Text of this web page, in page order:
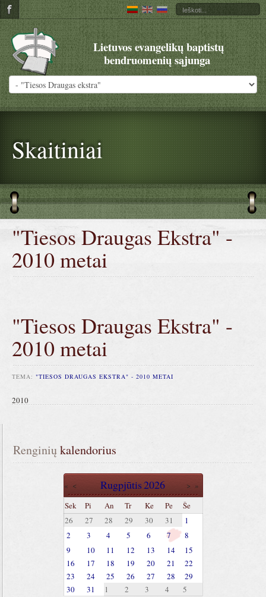
Lietuvos evangelikų baptistų
bendruomenių sąjunga
Skaitiniai
"Tiesos Draugas Ekstra" -
2010 metai
"Tiesos Draugas Ekstra" -
2010 metai
TEMA: "TIESOS DRAUGAS EKSTRA" - 2010 METAI
2010
Renginių kalendorius
« < Rugpjūtis2026 > »
Sek
Pi An Tr Ke Pe
Še
26
27 28 29 30 31
1
2
3 4 5 6 7
8
9
10 11 12 13 14
15
16
17 18 19 20 21
22
23
24 25 26 27 28
29
30
31 1 2 3 4 5